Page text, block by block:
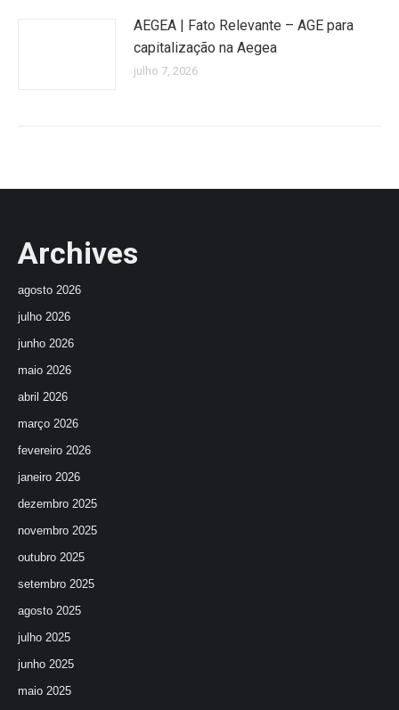
AEGEA | Fato Relevante – AGE para
capitalização na Aegea
julho 7, 2026
Archives
agosto 2026
julho 2026
junho 2026
maio 2026
abril 2026
março 2026
fevereiro 2026
janeiro 2026
dezembro 2025
novembro 2025
outubro 2025
setembro 2025
agosto 2025
julho 2025
junho 2025
maio 2025